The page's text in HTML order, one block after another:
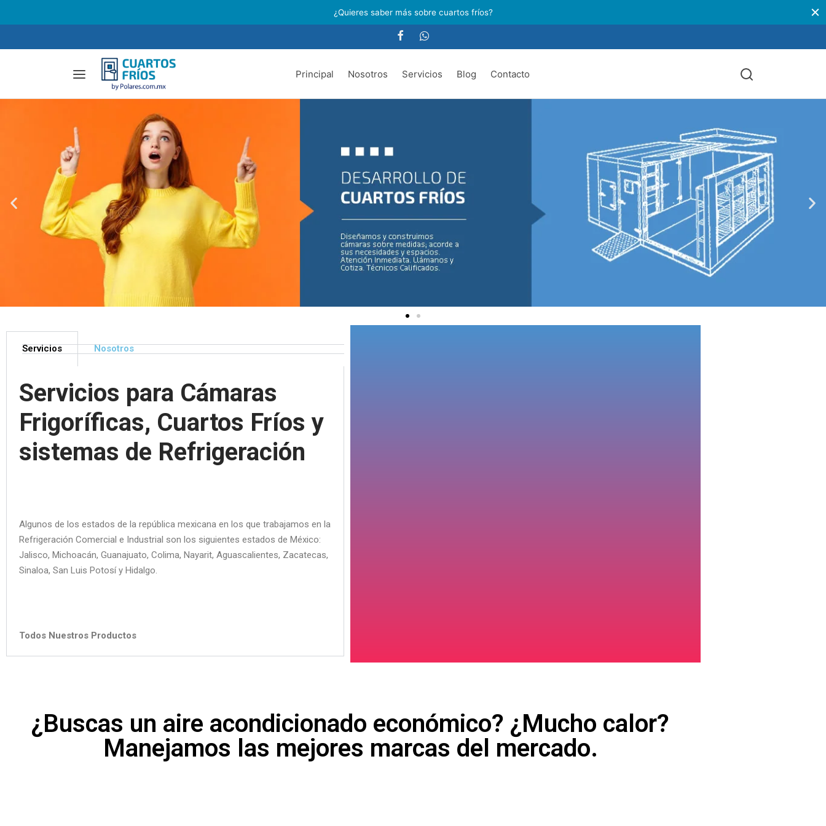
¿Quieres saber más sobre cuartos fríos?
Principal Nosotros Servicios Blog Contacto
Servicios Nosotros
Servicios para Cámaras
Frigoríficas, Cuartos Fríos y
sistemas de Refrigeración
Algunos de los estados de la república mexicana en los que trabajamos en la
Refrigeración Comercial e Industrial son los siguientes estados de México:
Jalisco, Michoacán, Guanajuato, Colima, Nayarit, Aguascalientes, Zacatecas,
Sinaloa, San Luis Potosí y Hidalgo.
Todos Nuestros Productos
¿Buscas un aire acondicionado económico? ¿Mucho calor?
Manejamos las mejores marcas del mercado.